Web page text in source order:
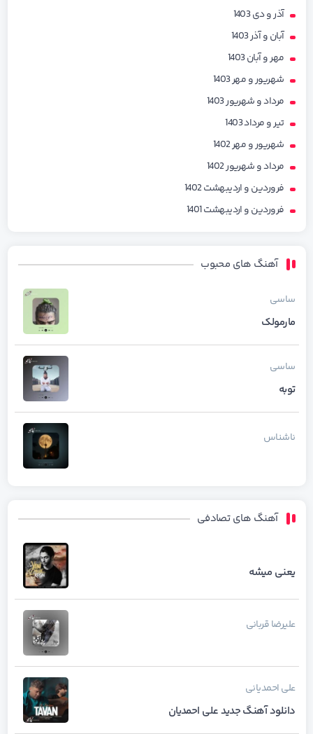
آذر و دی 1403
آبان و آذر 1403
مهر و آبان 1403
شهریور و مهر 1403
مرداد و شهریور 1403
تیر و مرداد 1403
شهریور و مهر 1402
مرداد و شهریور 1402
فروردین و اردیبهشت 1402
فروردین و اردیبهشت 1401
آهنگ های محبوب
ساسی
مارمولک
ساسی
توبه
ناشناس
آهنگ های تصادفی
یعنی میشه
علیرضا قربانی
علی احمدیانی
دانلود آهنگ جدید علی احمدیان